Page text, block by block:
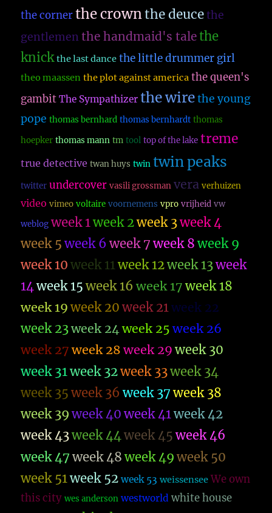
the corner the crownthe deuce the
gentlemen the handmaid's talethe
knick the last dance the little drummer girl
theo maassen the plot against america the queen's
gambit The Sympathizer the wire the young
pope thomas bernhard thomas bernhardt thomas
hoepker thomas mann tm tool top of the lake treme
true detective twan huys twin twin peaks
twitter undercover vasili grossman vera verhuizen
video vimeo voltaire voornemens vpro vrijheid vw
weblog week 1week 2week 3week 4
week 5 week 6 week 7 week 8 week 9
week 10 week 11week 12week 13week
14week 15 week 16 week 17 week 18
week 19 week 20 week 21week 22
week 23week 24week 25 week 26
week 27 week 28 week 29 week 30
week 31week 32week 33week 34
week 35 week 36 week 37 week 38
week 39 week 40 week 41week 42
week 43week 44week 45 week 46
week 47 week 48 week 49 week 50
week 51week 52 week 53 weissensee We own
this city wes anderson westworld white house